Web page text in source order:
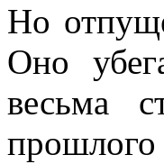
Но
Оно
весьма
прошлого